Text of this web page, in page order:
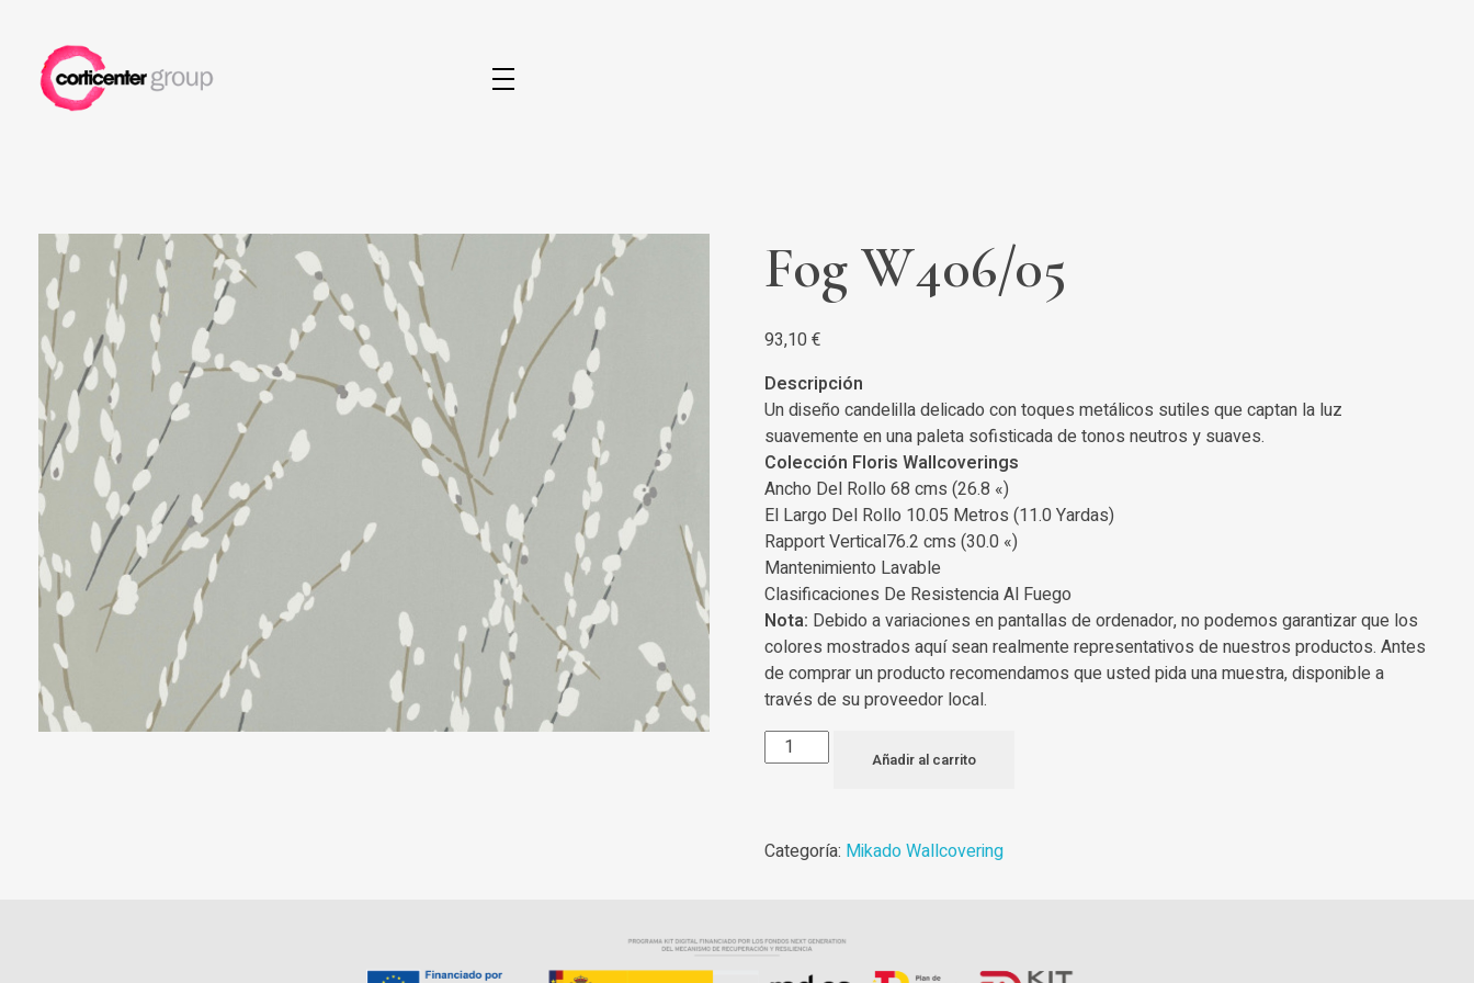
Fog W406/05
93,10€
Descripción
Un diseño candelilla delicado con toques metálicos sutiles que captan la luz
suavemente en una paleta sofisticada de tonos neutros y suaves.
Colección Floris Wallcoverings
Ancho Del Rollo 68 cms (26.8 «)
El Largo Del Rollo 10.05 Metros (11.0 Yardas)
Rapport Vertical76.2 cms (30.0 «)
Mantenimiento Lavable
Clasificaciones De Resistencia Al Fuego
Nota: Debido a variaciones en pantallas de ordenador, no podemos garantizar que los
colores mostrados aquí sean realmente representativos de nuestros productos. Antes
de comprar un producto recomendamos que usted pida una muestra, disponible a
través de su proveedor local.
Añadir al carrito
Categoría: Mikado Wallcovering